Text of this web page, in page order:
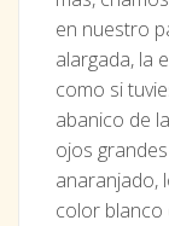
en nuestro
alargada, la
como si
abanico de
ojos
anaranjado,
color blanco